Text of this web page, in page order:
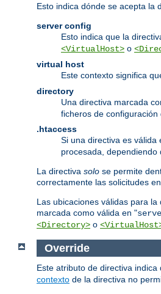
Esto indica dónde se acepta la
server config
Esto indica que la
<VirtualHost> o
virtual host
Este contexto significa
directory
Una directiva marcada
ficheros de
.htaccess
Si una directiva es
procesada,
La directiva solo se permite
correctamente las solicitudes
Las ubicaciones válidas para
marcada como válida en "
<Directory> o
Override
Este atributo de directiva
contexto de la directiva no